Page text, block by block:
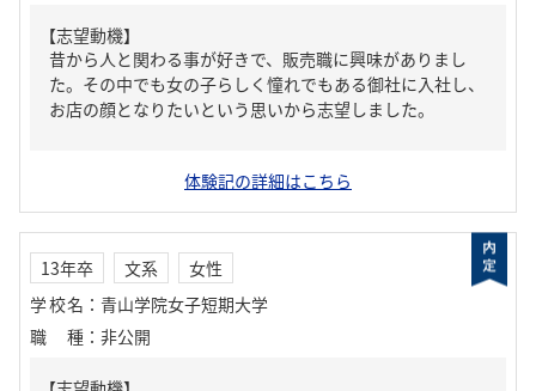
【志望動機】
昔から人と関わる事が好きで、販売職に興味がありまし
た。その中でも女の子らしく憧れでもある御社に入社し、
お店の顔となりたいという思いから志望しました。
体験記の詳細はこちら
13年卒 文系
女性
学校名 ： 青山学院女子短期大学
職種 ： 非公開